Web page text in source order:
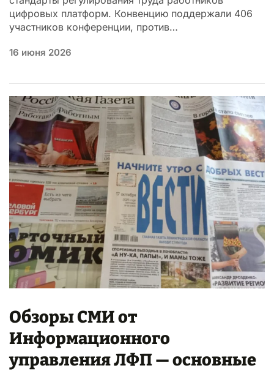
цифровых платформ. Конвенцию поддержали 406
участников конференции, против…
16 июня 2026
Обзоры СМИ от
Информационного
управления ЛФП — основные